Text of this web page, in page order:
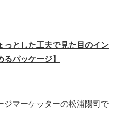
とした工夫で見た目のイン
パッケージ】
マーケッターの松浦陽司で